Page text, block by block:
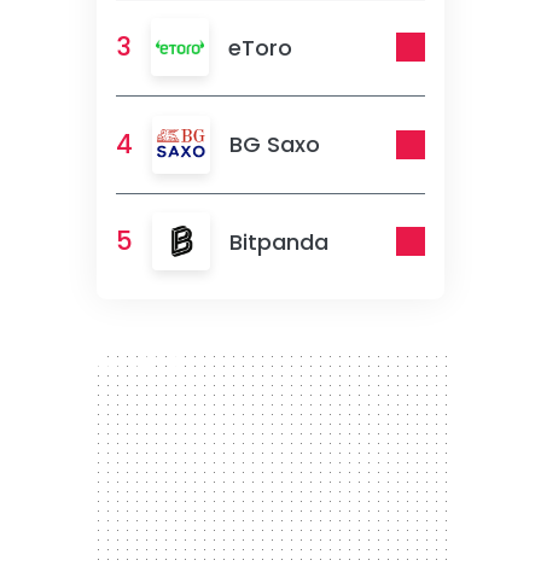
3 eToro
4 BG Saxo
5 Bitpanda
300 x 250